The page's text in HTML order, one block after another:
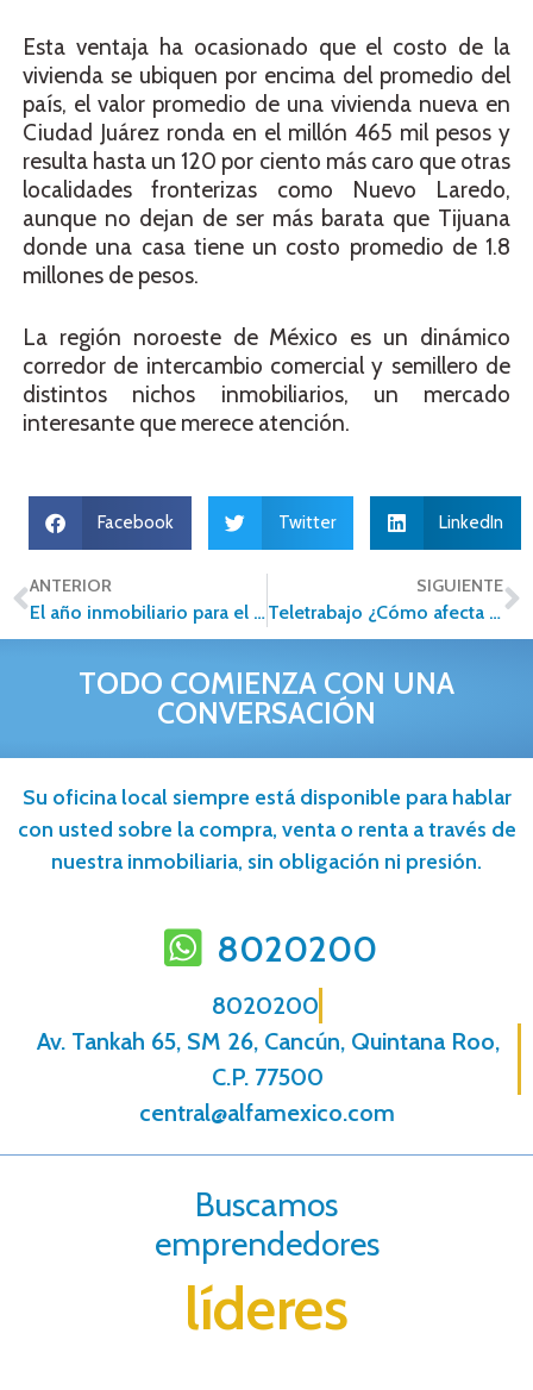
Esta ventaja ha ocasionado que el costo de la
vivienda se ubiquen por encima del promedio del
país, el valor promedio de una vivienda nueva en
Ciudad Juárez ronda en el millón 465 mil pesos y
resulta hasta un 120 por ciento más caro que otras
localidades fronterizas como Nuevo Laredo,
aunque no dejan de ser más barata que Tijuana
donde una casa tiene un costo promedio de 1.8
millones de pesos.
La región noroeste de México es un dinámico
corredor de intercambio comercial y semillero de
distintos nichos inmobiliarios, un mercado
interesante que merece atención.
Facebook Twitter LinkedIn
ANTERIOR
El año inmobiliario para el noroeste de México
SIGUIENTE
Teletrabajo ¿Cómo afecta en la elección de un nuevo hogar?
TODO COMIENZA CON UNA
CONVERSACIÓN
Su oficina local siempre está disponible para hablar
con usted sobre la compra, venta o renta a través de
nuestra inmobiliaria, sin obligación ni presión.
8020200
8020200
Av. Tankah 65, SM 26, Cancún, Quintana Roo,
C.P. 77500
central@alfamexico.com
Buscamos
emprendedores
líderes